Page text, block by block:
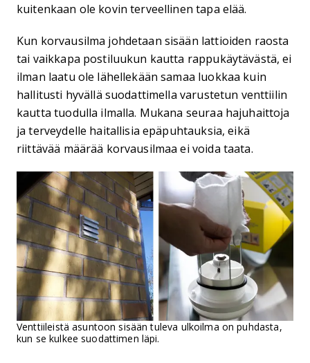
kuitenkaan ole kovin terveellinen tapa elää.
Kun korvausilma johdetaan sisään lattioiden raosta
tai vaikkapa postiluukun kautta rappukäytävästä, ei
ilman laatu ole lähellekään samaa luokkaa kuin
hallitusti hyvällä suodattimella varustetun venttiilin
kautta tuodulla ilmalla. Mukana seuraa hajuhaittoja
ja terveydelle haitallisia epäpuhtauksia, eikä
riittävää määrää korvausilmaa ei voida taata.
Venttiileistä asuntoon sisään tuleva ulkoilma on puhdasta,
kun se kulkee suodattimen läpi.